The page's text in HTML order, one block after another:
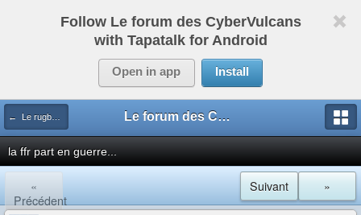
Follow Le forum des CyberVulcans
with Tapatalk for Android
Open in app Install
← Le rugby international Le forum des CyberVulcans
la ffr part en guerre...
«
Précédent
»
Suivant